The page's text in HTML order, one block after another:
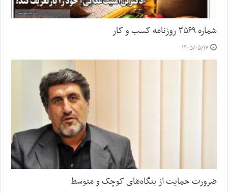
شماره ۳۵۶۹ روزنامه کسب و کار
۱۴۰۵/۰۵/۱۷
ضرورت حمایت از بنگاه‌های کوچک و متوسط